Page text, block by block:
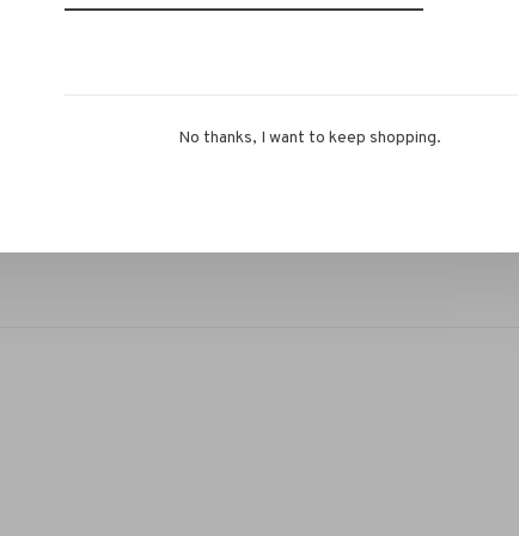
op 06‑13069593, mail
– Ritsevoort 21!
No thanks, I want to keep shopping.